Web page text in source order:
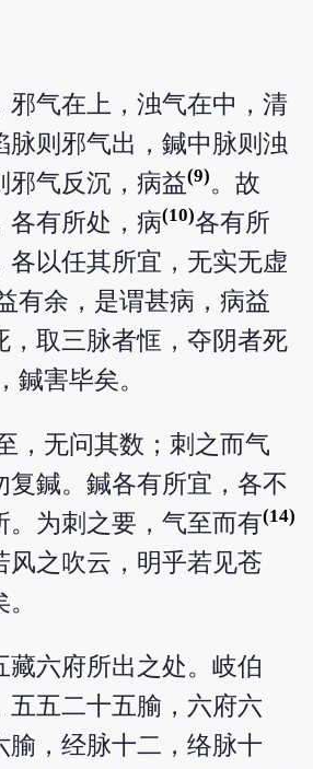
邪气在上，浊气在中，清
脉则邪气出，鍼中脉则浊
邪气反沉，病益(9)。故
各有所处，病(10)各有所
各以任其所宜，无实无虚
有余，是谓甚病，病益
，取三脉者恇，夺阴者死
鍼害毕矣。
，无问其数；刺之而气
复鍼。鍼各有所宜，各不
。为刺之要，气至而有(14)
风之吹云，明乎若见苍
藏六府所出之处。岐伯
五五二十五腧，六府六
腧，经脉十二，络脉十